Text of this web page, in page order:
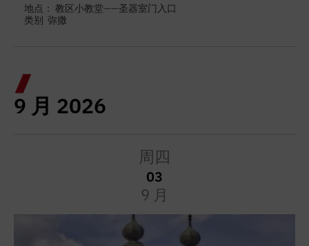
地点： 教区小教堂——圣器室门入口
类别 弥撒
9 月 2026
周四
03
9 月